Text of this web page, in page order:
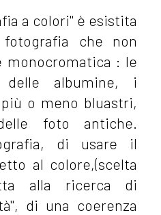
a colori" è esistita
che non
monocromatica : le
delle albumine, i
o meno bluastri,
foto antiche.
di usare il
al colore,(scelta
alla ricerca di
di una coerenza